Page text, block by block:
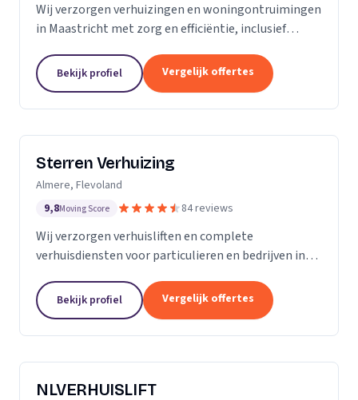
Wij verzorgen verhuizingen en woningontruimingen
in Maastricht met zorg en efficiëntie, inclusief
Bekijk profiel Vergelijk offertes
Sterren Verhuizing
Almere, Flevoland
9,8Moving Score 84 reviews
Wij verzorgen verhuisliften en complete
verhuisdiensten voor particulieren en bedrijven in
Bekijk profiel Vergelijk offertes
NLVERHUISLIFT